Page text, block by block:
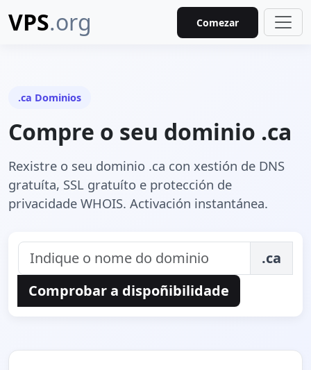
VPS.org Comezar
.ca Dominios
Compre o seu dominio .ca
Rexistre o seu dominio .ca con xestión de DNS
gratuíta, SSL gratuíto e protección de
privacidade WHOIS. Activación instantánea.
.ca
Comprobar a dispoñibilidade